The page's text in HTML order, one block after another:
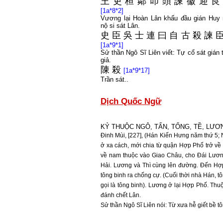
[1a*8*2]
Vương lại Hoàn Lân khấu đầu gián Huy
nộ si sát Lân.
史 臣吳士連 曰 自 古 殺 諫
[1a*9*1]
Sử thần Ngô Sĩ Liên viết: Tự cổ sát gián
giả.
陳 殺 [1a*9*17]
Trần sát..
Dịch Quốc Ngữ
KỶ THUỘC NGÔ, TẤN, TỐNG, TỀ,
Đinh Mùi, [227], (Hán Kiến Hưng năm thứ 5;
ở xa cách, mới chia từ quận Hợp Phố trở
về nam thuộc vào Giao Châu, cho Đái
Hải. Lương và Thì cùng lên đường. Đến
tông binh ra chống cự. (Cuối thời nhà Hán,
gọi là tông binh). Lương ở lại Hợp Phố.
đánh chết Lân.
Sử thần Ngô Sĩ Liên nói: Từ xưa hễ giết bề